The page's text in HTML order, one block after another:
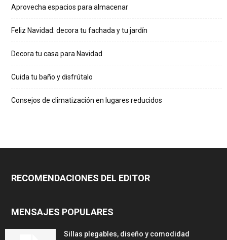
Aprovecha espacios para almacenar
Feliz Navidad: decora tu fachada y tu jardín
Decora tu casa para Navidad
Cuida tu baño y disfrútalo
Consejos de climatización en lugares reducidos
RECOMENDACIONES DEL EDITOR
MENSAJES POPULARES
Sillas plegables, diseño y comodidad